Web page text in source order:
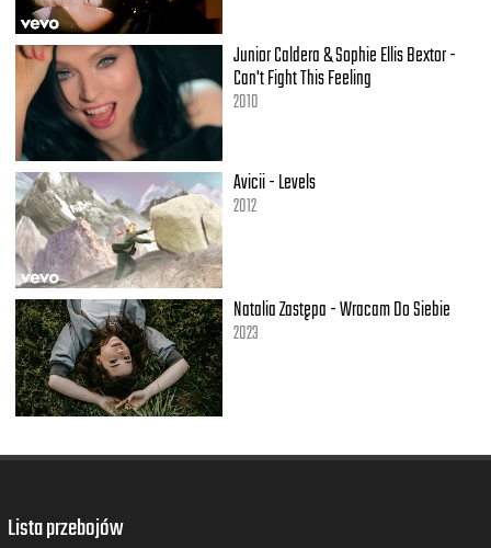
Junior Caldera & Sophie Ellis Bextor -
Can't Fight This Feeling
2010
Avicii - Levels
2012
Natalia Zastępa - Wracam Do Siebie
2023
Lista przebojów